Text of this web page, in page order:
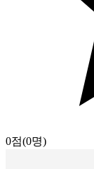
0점(0명)